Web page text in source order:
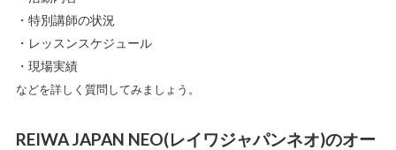
・特別講師の状況
・レッスンスケジュール
・現場実績
などを詳しく質問してみましょう。
REIWA JAPAN NEO(レイワジャパンネオ)のオー